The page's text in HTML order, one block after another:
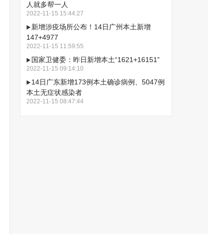
人就多帮一人
2022-11-15 15:44:27
新增涉疫场所公布！14日广州本土新增
147+4977
2022-11-15 11:59:55
国家卫健委：昨日新增本土“1621+16151”
2022-11-15 09:14:10
14日广东新增173例本土确诊病例、5047例
本土无症状感染者
2022-11-15 08:47:44